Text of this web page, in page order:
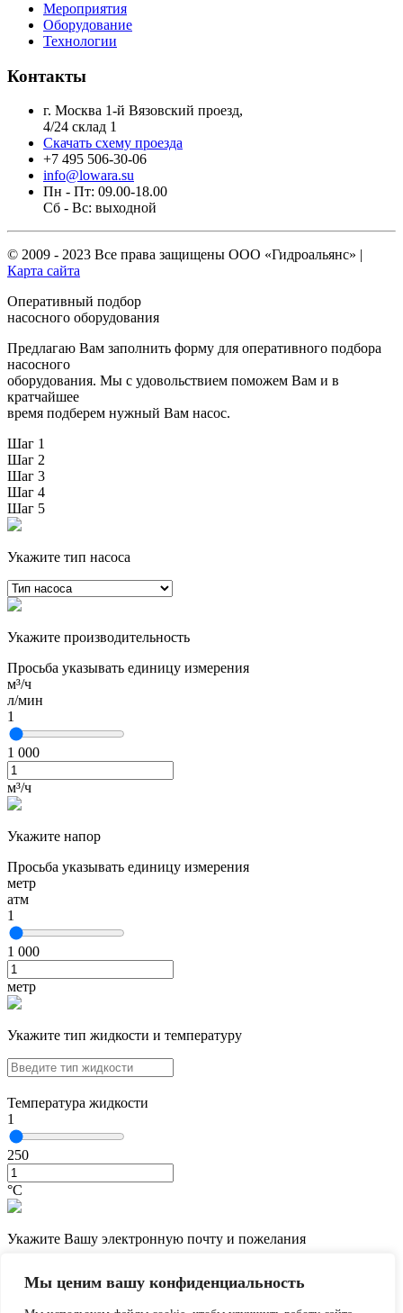
Мы ценим вашу конфиденциальность
Мероприятия
Оборудование
Технологии
Контакты
г. Москва 1-й Вязовский проезд,
4/24 склад 1
Скачать схему проезда
+7 495 506-30-06
info@lowara.su
Пн - Пт: 09.00-18.00
Сб - Вс: выходной
© 2009 - 2023 Все права защищены ООО «Гидроальянс» |
Карта сайта
Оперативный подбор
насосного оборудования
Предлагаю Вам заполнить форму для оперативного подбора
насосного
оборудования. Мы с удовольствием поможем Вам и в
кратчайшее
время подберем нужный Вам насос.
Шаг 1
Шаг 2
Шаг 3
Шаг 4
Шаг 5
Укажите тип насоса
Укажите производительность
Просьба указывать единицу измерения
м³/ч
л/мин
1
1 000
м³/ч
Укажите напор
Просьба указывать единицу измерения
метр
атм
1
1 000
метр
Укажите тип жидкости и температуру
Температура жидкости
1
250
°С
Укажите Вашу электронную почту и пожелания